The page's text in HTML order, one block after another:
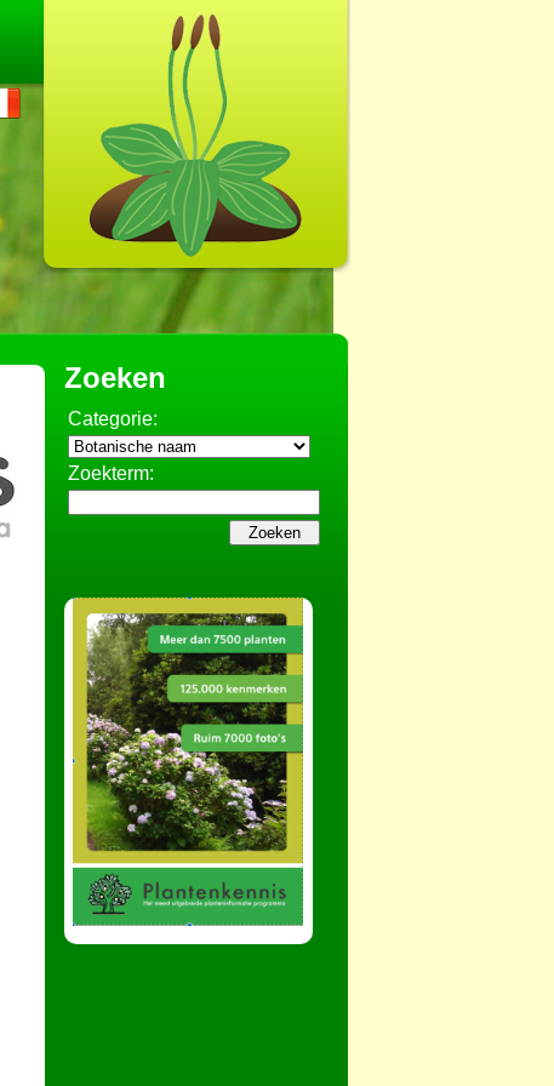
Zoeken
Categorie:
Zoekterm: